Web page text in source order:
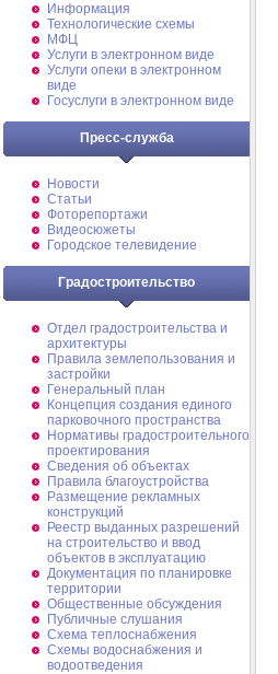
Информация
Технологические схемы
МФЦ
Услуги в электронном виде
Услуги опеки в электронном
виде
Госуслуги в электронном виде
Пресс-служба
Новости
Статьи
Фоторепортажи
Видеосюжеты
Городское телевидение
Градостроительство
Отдел градостроительства и
архитектуры
Правила землепользования и
застройки
Генеральный план
Концепция создания единого
парковочного пространства
Нормативы градостроительного
проектирования
Сведения об объектах
Правила благоустройства
Размещение рекламных
конструкций
Реестр выданных разрешений
на строительство и ввод
объектов в эксплуатацию
Документация по планировке
территории
Общественные обсуждения
Публичные слушания
Схема теплоснабжения
Схемы водоснабжения и
водоотведения